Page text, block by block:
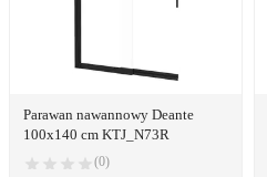
Parawan nawannowy Deante
100x140 cm KTJ_N73R
(0)